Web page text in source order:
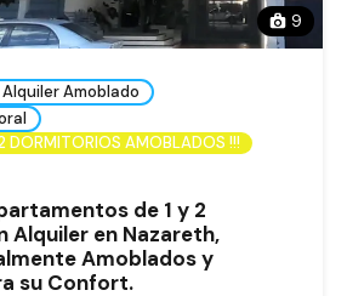
9
Alquiler Amoblado
DORMITORIOS AMOBLADOS !!!
de 1 y 2
Alquiler en Nazareth,
Amoblados y
su Confort.